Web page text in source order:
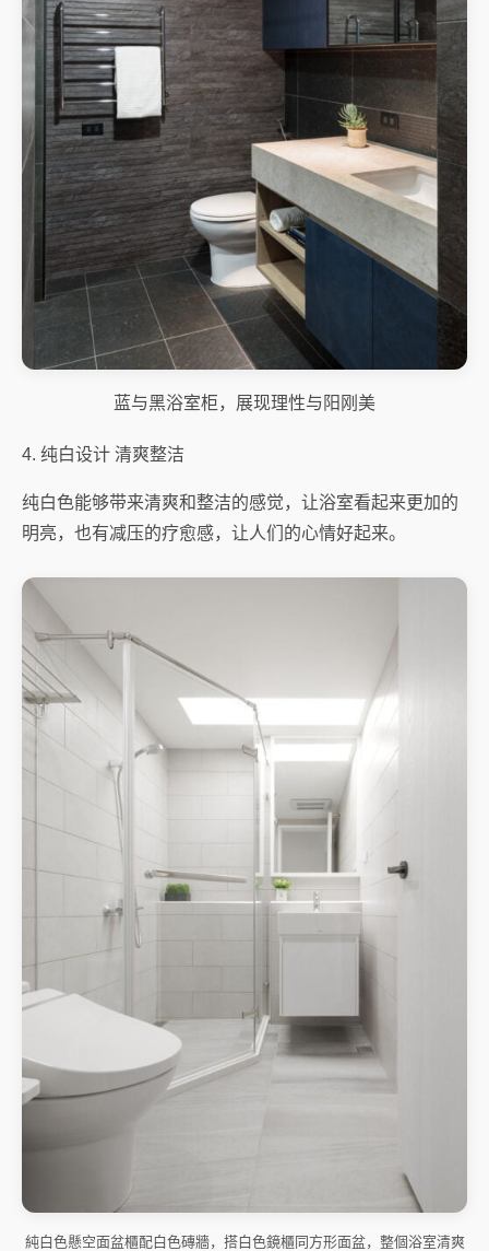
蓝与黑浴室柜，展现理性与阳刚美
4. 纯白设计 清爽整洁
纯白色能够带来清爽和整洁的感觉，让浴室看起来更加的
明亮，也有减压的疗愈感，让人们的心情好起来。
純白色懸空面盆櫃配白色磚牆，搭白色鏡櫃同方形面盆，整個浴室清爽